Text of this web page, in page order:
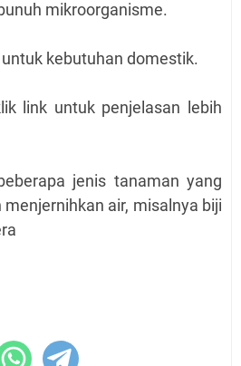
mikroorganisme.
kebutuhan domestik.
link untuk penjelasan lebih
jenis tanaman yang
air, misalnya biji